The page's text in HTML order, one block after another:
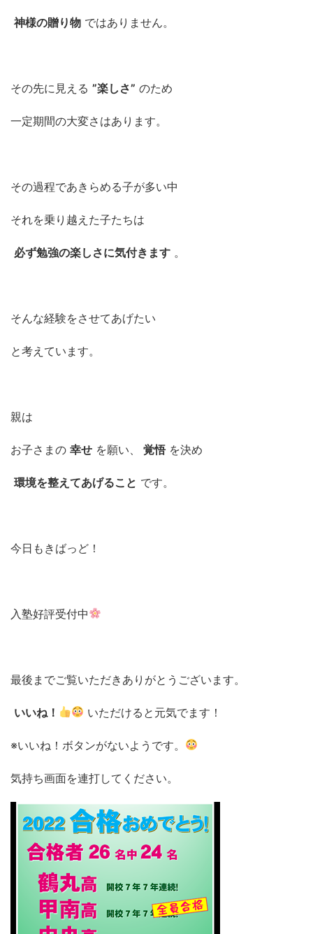
神様の贈り物 ではありません。
その先に見える ”楽しさ” のため
一定期間の大変さはあります。
その過程であきらめる子が多い中
それを乗り越えた子たちは
必ず勉強の楽しさに気付きます 。
そんな経験をさせてあげたい
と考えています。
親は
お子さまの 幸せ を願い、 覚悟 を決め
環境を整えてあげること です。
今日もきばっど！
入塾好評受付中
最後までご覧いただきありがとうございます。
いいね！ いただけると元気でます！
※いいね！ボタンがないようです。
気持ち画面を連打してください。